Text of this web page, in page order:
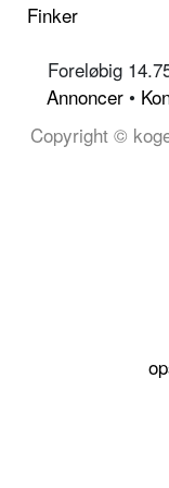
Finker
Foreløbig
Annoncer •
Copyright ©